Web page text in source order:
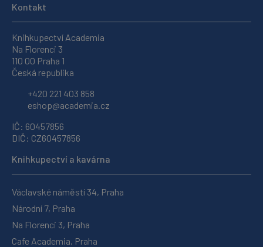
Kontakt
Knihkupectví Academia
Na Florenci 3
110 00 Praha 1
Česká republika
+420 221 403 858
eshop@academia.cz
IČ: 60457856
DIČ: CZ60457856
Knihkupectví a kavárna
Václavské náměstí 34, Praha
Národní 7, Praha
Na Florenci 3, Praha
Cafe Academia, Praha